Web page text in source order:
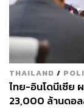
เศรษฐกิจโ
ภายใต้สมมติฐา
เหมาะสม
ในปี 2025 เหลือ
ในปี 2027
THAILAND /
ไทย-อินโดนีเซีย
23,000 ล้านดอ